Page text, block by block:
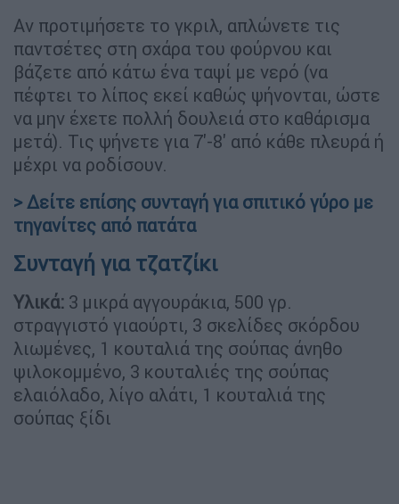
Αν προτιμήσετε το γκριλ, απλώνετε τις
παντσέτες στη σχάρα του φούρνου και
βάζετε από κάτω ένα ταψί με νερό (να
πέφτει το λίπος εκεί καθώς ψήνονται, ώστε
να μην έχετε πολλή δουλειά στο καθάρισμα
μετά). Τις ψήνετε για 7'-8' από κάθε πλευρά ή
μέχρι να ροδίσουν.
> Δείτε επίσης συνταγή για σπιτικό γύρο με
τηγανίτες από πατάτα
Συνταγή για τζατζίκι
Υλικά: 3 μικρά αγγουράκια, 500 γρ.
στραγγιστό γιαούρτι, 3 σκελίδες σκόρδου
λιωμένες, 1 κουταλιά της σούπας άνηθο
ψιλοκομμένο, 3 κουταλιές της σούπας
ελαιόλαδο, λίγο αλάτι, 1 κουταλιά της
σούπας ξίδι